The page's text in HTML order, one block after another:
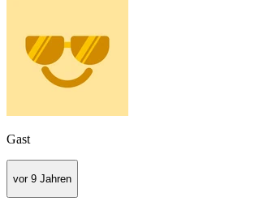
Gast
vor 9 Jahren